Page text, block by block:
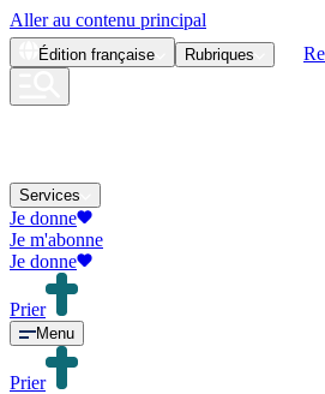
Aller au contenu principal
Édition française Rubriques
Services
Je donne
Je m'abonne
Je donne
Prier
Menu
Prier